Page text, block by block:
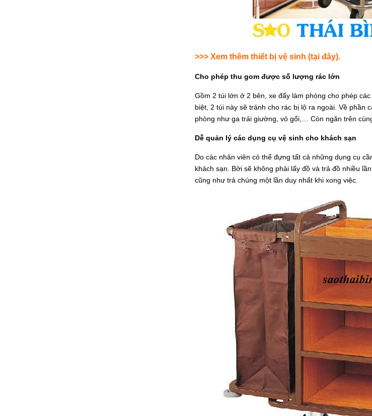
>>> Xem thêm thiết bị vệ sinh (tại đây).
Cho phép thu gom được số lượng rác lớn
Gồm 2 túi lớn ở 2 bên, xe đẩy làm phòng cho phép
biệt, 2 túi này sẽ tránh cho rác bị lộ ra ngoài. Về phần
phòng như ga trải giường, vỏ gối,… Còn ngăn trên
Dễ quản lý các dụng cụ vệ sinh cho khách sạn
Do các nhân viên có thể đựng tất cả những dụng cụ
khách sạn. Bởi sẽ không phải lấy đồ và trả đồ nhiều
cũng như trả chúng một lần duy nhất khi xong việc.